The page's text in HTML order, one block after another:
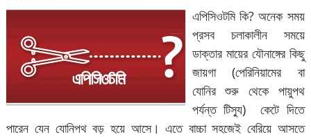
এপিসিওটমি কি? অনেক সময়
প্রসব চলাকালীন সময়ে
ডাক্তার মায়ের যৌনাঙ্গের কিছু
জায়গা (পেরিনিয়ামের বা
যোনির শুরু থেকে পায়ুপথ
পর্যন্ত টিস্যু) কেটে দিতে
পারেন যেন যোনিপথ বড় হয়ে আসে। এতে বাচ্চা সহজেই বেরিয়ে আসতে